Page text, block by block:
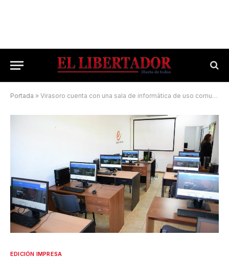
Portada » Virasoro cuenta con una sala de informática de uso comunitario
EDICIÓN IMPRESA